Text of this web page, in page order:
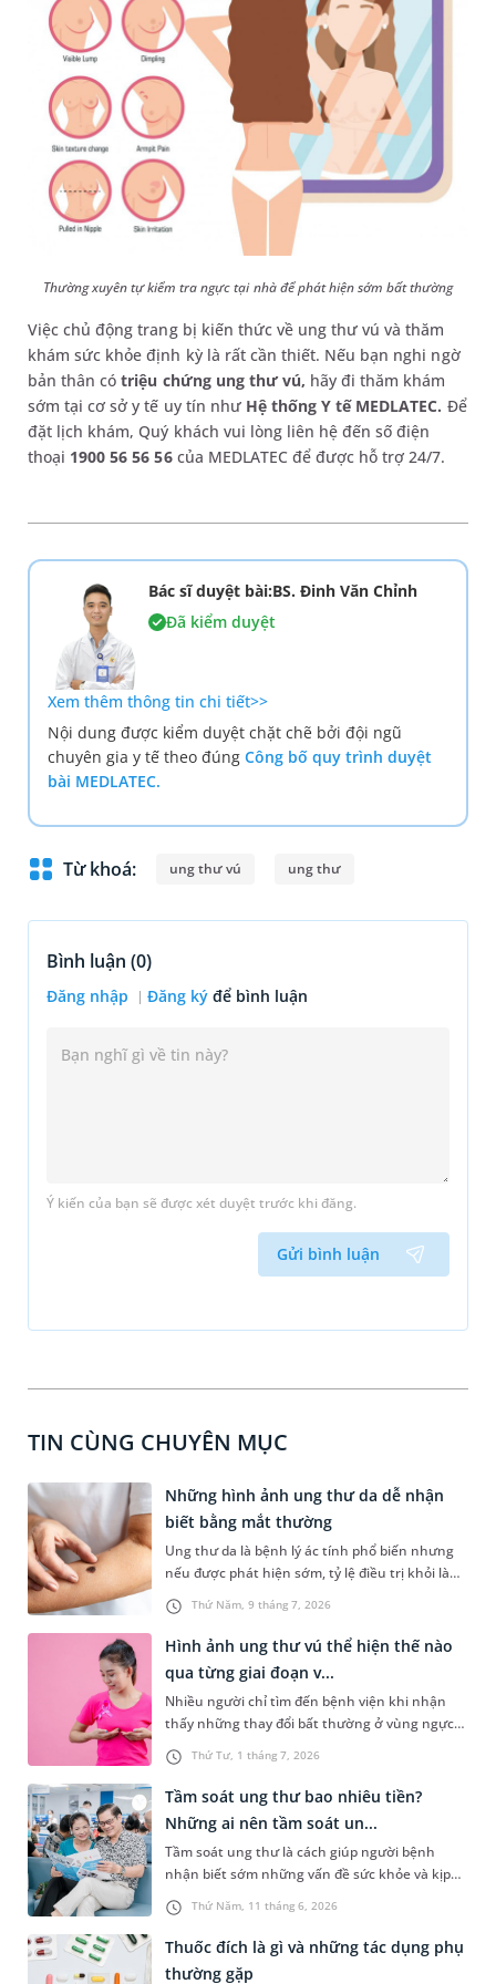
Thường xuyên tự kiểm tra ngực tại nhà để phát hiện sớm bất thường
Việc chủ động trang bị kiến thức về ung thư vú và thăm
khám sức khỏe định kỳ là rất cần thiết. Nếu bạn nghi ngờ
bản thân cótriệu chứng ung thư vú, hãy đi thăm khám
sớm tại cơ sở y tế uy tín như Hệ thống Y tế MEDLATEC. Để
đặt lịch khám, Quý khách vui lòng liên hệ đến số điện
thoại 1900 56 56 56 của MEDLATEC để được hỗ trợ 24/7.
Bác sĩ duyệt bài:BS. Đinh Văn Chỉnh
Đã kiểm duyệt
Xem thêm thông tin chi tiết>>
Nội dung được kiểm duyệt chặt chẽ bởi đội ngũ
chuyên gia y tế theo đúng Công bố quy trình duyệt
bài MEDLATEC.
Từ khoá: ung thư vú ung thư
Bình luận (0)
Đăng nhập Đăng ký để bình luận
Ý kiến của bạn sẽ được xét duyệt trước khi đăng.
Gửi bình luận
TIN CÙNG CHUYÊN MỤC
Thứ Năm, 9 tháng 7, 2026
Những hình ảnh ung thư da dễ nhận
biết bằng mắt thường
Ung thư da là bệnh lý ác tính phổ biến nhưng
nếu được phát hiện sớm, tỷ lệ điều trị khỏi là
rất cao. Tuy nhiên, ở giai đoạn đầu, các tổn
thương trên da rất dễ bị nhầm lẫn với nốt ruồi
hoặc vết loét lành tính thông thường. Việc chủ
động nhận biết các hình ảnh ung thư da đặc
trưng là rất quan trọng để người bệnh đi thăm
khám kịp thời.
Thứ Tư, 1 tháng 7, 2026
Hình ảnh ung thư vú thể hiện thế nào
qua từng giai đoạn v...
Nhiều người chỉ tìm đến bệnh viện khi nhận
thấy những thay đổi bất thường ở vùng ngực
mà không biết bệnh hoàn toàn có thể phát
hiện sớm nếu chú ý quan sát. Việc tìm hiểu
hình ảnh ung thư vú qua từng giai đoạn không
chỉ giúp nâng cao nhận thức về căn bệnh này
mà còn hỗ trợ phát hiện sớm, từ đó tăng cơ hội
điều trị và cải thiện tiên lượng cho người bệnh.
Thứ Năm, 11 tháng 6, 2026
Tầm soát ung thư bao nhiêu tiền?
Những ai nên tầm soát un...
Tầm soát ung thư là cách giúp người bệnh
nhận biết sớm những vấn đề sức khỏe và kịp
thời điều trị. Bài viết dưới đây sẽ giúp bạn hiểu
rõ hơn về lợi ích của việc tầm soát ung thư, giải
đáp thắc mắc “tầm soát ung thư bao nhiêu
tiền” và những ai cần tầm soát.
Thuốc đích là gì và những tác dụng phụ
thường gặp